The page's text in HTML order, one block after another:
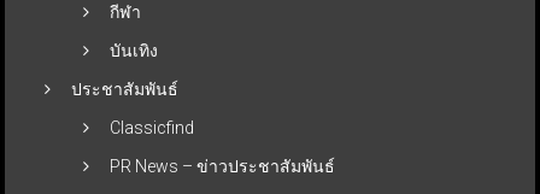
กีฬา
บันเทิง
ประชาสัมพันธ์
Classicfind
PR News – ข่าวประชาสัมพันธ์